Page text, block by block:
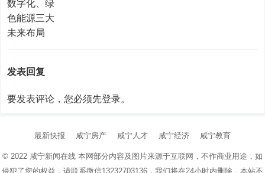
发表回复
要发表评论，您必须先登录。
最新快报 咸宁房产 咸宁人才 咸宁经济 咸宁教育
© 2022 咸宁新闻在线本网部分内容及图片来源于互联网，不作商业用途，如
侵犯了您的权益，请联系微信13232703136，我们将在24小时内删除，本站不